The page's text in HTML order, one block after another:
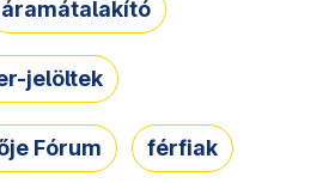
áramátalakító
jelöltek
Fórum férfiak